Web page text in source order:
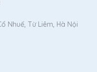
Nhuế, Từ Liêm, Hà Nội